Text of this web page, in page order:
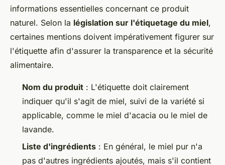
informations essentielles concernant ce produit
naturel. Selon la législation sur l'étiquetage du miel,
certaines mentions doivent impérativement figurer sur
l'étiquette afin d'assurer la transparence et la sécurité
alimentaire.
Nom du produit : L'étiquette doit clairement
indiquer qu'il s'agit de miel, suivi de la variété si
applicable, comme le miel d'acacia ou le miel de
lavande.
Liste d'ingrédients : En général, le miel pur n'a
pas d'autres ingrédients ajoutés, mais s'il contient